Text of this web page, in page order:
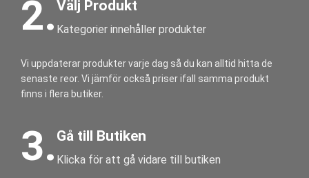
2.Välj Produkt
Kategorier innehåller produkter
Vi uppdaterar produkter varje dag så du kan alltid hitta de
senaste reor. Vi jämför också priser ifall samma produkt
finns i flera butiker.
3. Gå till Butiken
Klicka för att gå vidare till butiken